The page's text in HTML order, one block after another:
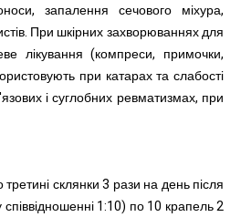
запалення сечового міхура,
При шкірних захворюваннях для
лікування (компреси, примочки,
при катарах та слабості
і суглобних ревматизмах, при
склянки 3 рази на день після
1:10) по 10 крапель 2